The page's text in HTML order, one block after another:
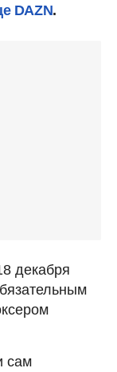
DAZN.
декабря
сам